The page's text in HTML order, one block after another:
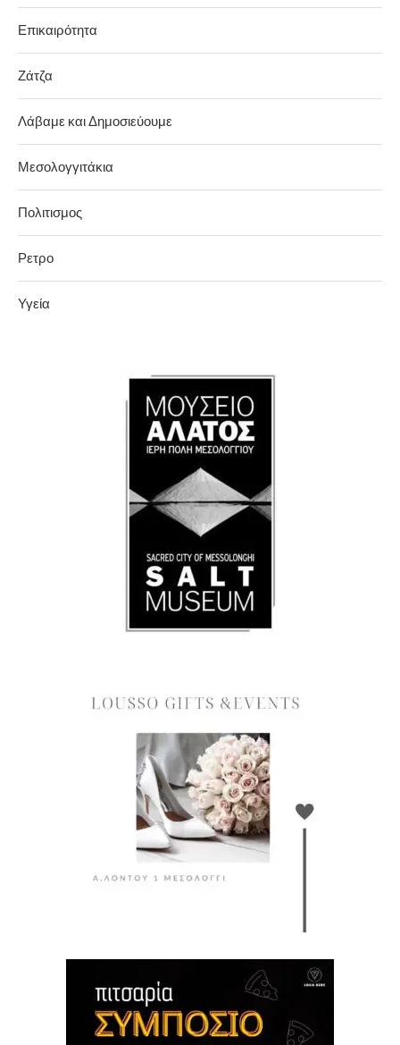
Επικαιρότητα
Ζάτζα
Λάβαμε και Δημοσιεύουμε
Μεσολογγιτάκια
Πολιτισμος
Ρετρο
Υγεία